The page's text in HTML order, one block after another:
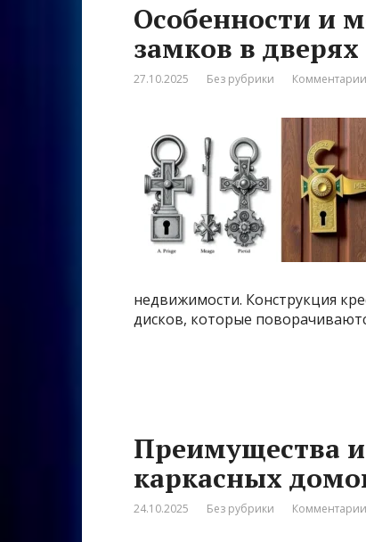
Особенности и
замков в дверях
27.10.2025 Без рубрики
недвижимости. Конструкция
дисков, которые
Преимущества и
каркасных
24.10.2025 Без рубрики